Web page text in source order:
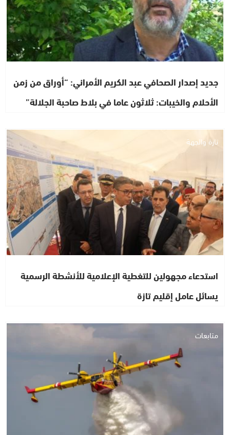
جديد إصدار الصحافي عبد الكريم الأمراني: “أوراق من زمن
الأحلام والخيبات: ثلاثون عاما في بلاط صاحبة الجلالة”
تازة والجهة
استدعاء مجهولين للتغطية الإعلامية للأنشطة الرسمية
يسائل عامل إقليم تازة
متابعات